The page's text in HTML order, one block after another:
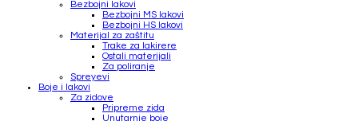
Bezbojni lakovi
Bezbojni MS lakovi
Bezbojni HS lakovi
Materijal za zaštitu
Trake za lakirere
Ostali materijali
Za poliranje
Spreyevi
Boje i lakovi
Za zidove
Pripreme zida
Unutarnje boje